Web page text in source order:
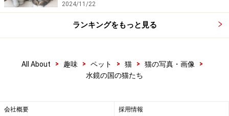
2024/11/22
ランキングをもっと見る
All About > 趣味 > ペット > 猫 > 猫の写真・画像
>
水鏡の国の猫たち
会社概要 採用情報